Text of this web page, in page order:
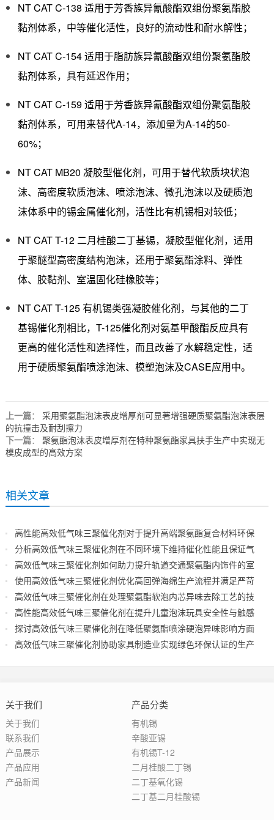
NT CAT C-138 适用于芳香族异氰酸酯双组份聚氨酯胶
黏剂体系，中等催化活性，良好的流动性和耐水解性；
NT CAT C-154 适用于脂肪族异氰酸酯双组份聚氨酯胶
黏剂体系，具有延迟作用；
NT CAT C-159 适用于芳香族异氰酸酯双组份聚氨酯胶
黏剂体系，可用来替代A-14，添加量为A-14的50-
60%；
NT CAT MB20 凝胶型催化剂，可用于替代软质块状泡
沫、高密度软质泡沫、喷涂泡沫、微孔泡沫以及硬质泡
沫体系中的锡金属催化剂，活性比有机锡相对较低；
NT CAT T-12 二月桂酸二丁基锡，凝胶型催化剂，适用
于聚醚型高密度结构泡沫，还用于聚氨酯涂料、弹性
体、胶黏剂、室温固化硅橡胶等；
NT CAT T-125 有机锡类强凝胶催化剂，与其他的二丁
基锡催化剂相比，T-125催化剂对氨基甲酸酯反应具有
更高的催化活性和选择性，而且改善了水解稳定性，适
用于硬质聚氨酯喷涂泡沫、模塑泡沫及CASE应用中。
上一篇： 采用聚氨酯泡沫表皮增厚剂可显著增强硬质聚氨酯泡沫表层
的抗撞击及耐刮擦力
下一篇： 聚氨酯泡沫表皮增厚剂在特种聚氨酯家具扶手生产中实现无
模皮成型的高效方案
相关文章
高性能高效低气味三聚催化剂对于提升高端聚氨酯复合材料环保
级别效能
分析高效低气味三聚催化剂在不同环境下维持催化性能且保证气
味控制表现
高效低气味三聚催化剂如何助力提升轨道交通聚氨酯内饰件的室
内空气质量
使用高效低气味三聚催化剂优化高回弹海绵生产流程并满足严苛
环保出口
高效低气味三聚催化剂在处理聚氨酯软泡内芯异味去除工艺的技
术应用指导
高性能高效低气味三聚催化剂在提升儿童泡沫玩具安全性与触感
表现分析
探讨高效低气味三聚催化剂在降低聚氨酯喷涂硬泡异味影响方面
的实际效果
高效低气味三聚催化剂协助家具制造业实现绿色环保认证的生产
关于我们
关于我们
联系我们
产品展示
产品应用
产品新闻
产品分类
有机锡
辛酸亚锡
有机锡T-12
二月桂酸二丁锡
二丁基氧化锡
二丁基二月桂酸锡